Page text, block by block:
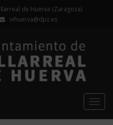
de Huerva (Zaragoza)
vihuerva@dpz.es